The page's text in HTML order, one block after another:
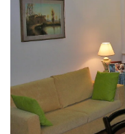
Tipologia